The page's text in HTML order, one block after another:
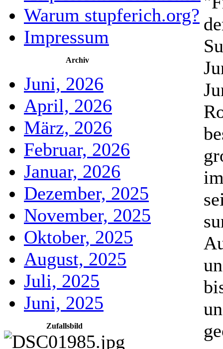
Warum stupferich.org?
Impressum
Archiv
Juni, 2026
April, 2026
März, 2026
Februar, 2026
Januar, 2026
Dezember, 2025
November, 2025
Oktober, 2025
August, 2025
Juli, 2025
Juni, 2025
Zufallsbild